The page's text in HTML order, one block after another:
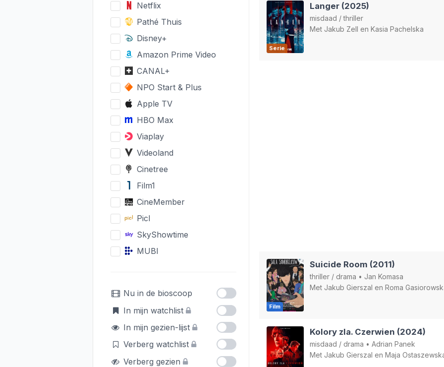
Netflix
Pathé Thuis
Disney+
Amazon Prime Video
CANAL+
NPO Start & Plus
Apple TV
HBO Max
Viaplay
Videoland
Cinetree
Film1
CineMember
Picl
SkyShowtime
MUBI
Nu in de bioscoop
In mijn watchlist
In mijn gezien-lijst
Verberg watchlist
Verberg gezien
Serie
Langer (2025)
misdaad /thriller
Met Jakub Zell en Kasia Pachelska
Film
Suicide Room (2011)
thriller / drama • Jan Komasa
Met Jakub Gierszal en Roma
Kolory zla. Czerwien (2024)
misdaad / drama • Adrian Panek
Met Jakub Gierszal en Maja